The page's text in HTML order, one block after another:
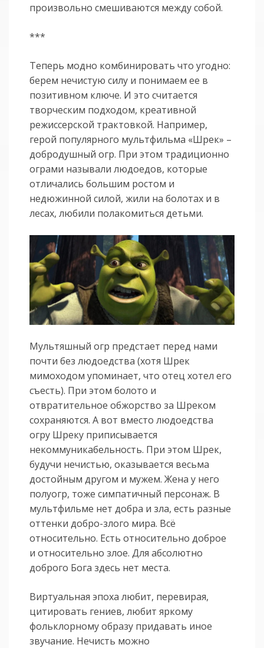
произвольно смешиваются между собой.
***
Теперь модно комбинировать что угодно:
берем нечистую силу и понимаем ее в
позитивном ключе. И это считается
творческим подходом, креативной
режиссерской трактовкой. Например,
герой популярного мультфильма «Шрек» –
добродушный огр. При этом традиционно
ограми называли людоедов, которые
отличались большим ростом и
недюжинной силой, жили на болотах и в
лесах, любили полакомиться детьми.
Мультяшный огр предстает перед нами
почти без людоедства (хотя Шрек
мимоходом упоминает, что отец хотел его
съесть). При этом болото и
отвратительное обжорство за Шреком
сохраняются. А вот вместо людоедства
огру Шреку приписывается
некоммуникабельность. При этом Шрек,
будучи нечистью, оказывается весьма
достойным другом и мужем. Жена у него
полуогр, тоже симпатичный персонаж. В
мультфильме нет добра и зла, есть разные
оттенки добро-злого мира. Всё
относительно. Есть относительно доброе
и относительно злое. Для абсолютно
доброго Бога здесь нет места.
Виртуальная эпоха любит, перевирая,
цитировать гениев, любит яркому
фольклорному образу придавать иное
звучание. Нечисть можно